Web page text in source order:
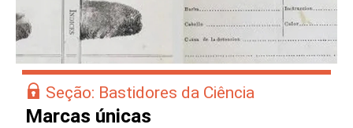
Seção: Bastidores da Ciência
Marcas únicas